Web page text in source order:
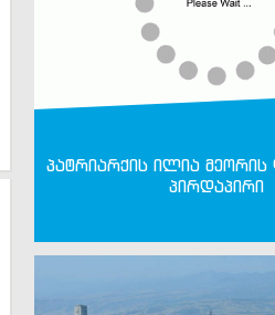
პატრიარქის ილია
პირდაპირი